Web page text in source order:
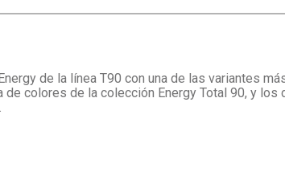
de la línea T90 con una de las variantes
colores de la colección Energy Total 90, y